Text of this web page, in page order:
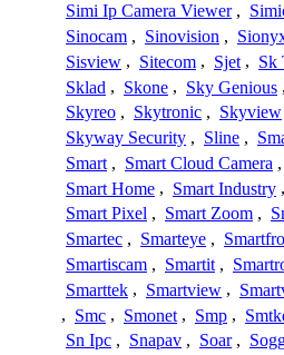
Simi Ip Camera Viewer ,
Sinocam , Sinovision ,
Sisview , Sitecom , Sjet , Sk
Sklad , Skone , Sky Genious ,
Skyreo , Skytronic , Skyview
Skyway Security , Sline ,
Smart , Smart Cloud Camera ,
Smart Home , Smart Industry ,
Smart Pixel , Smart Zoom ,
Smartec , Smarteye ,
Smartiscam , Smartit ,
Smarttek , Smartview ,
, Smc , Smonet , Smp ,
Sn Ipc , Snapav , Soar ,